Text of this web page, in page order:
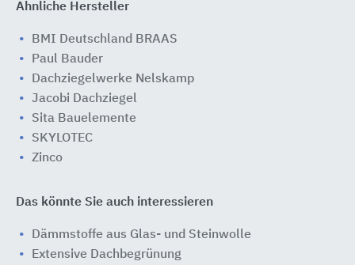
Ähnliche Hersteller
BMI Deutschland BRAAS
Paul Bauder
Dachziegelwerke Nelskamp
Jacobi Dachziegel
Sita Bauelemente
SKYLOTEC
Zinco
Das könnte Sie auch interessieren
Dämmstoffe aus Glas- und Steinwolle
Extensive Dachbegrünung